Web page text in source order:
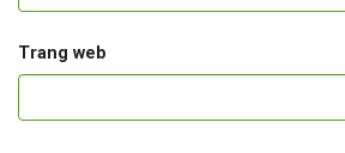
Trang web